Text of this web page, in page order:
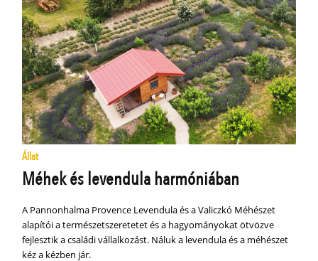
Állat
Méhek és levendula harmóniában
A Pannonhalma Provence Levendula és a Valiczkó Méhészet
alapítói a természetszeretetet és a hagyományokat ötvözve
fejlesztik a családi vállalkozást. Náluk a levendula és a méhészet
kéz a kézben jár.